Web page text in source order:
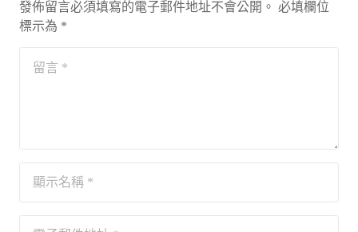
發佈留言必須填寫的電子郵件地址不會公開。 必填欄位
標示為 *